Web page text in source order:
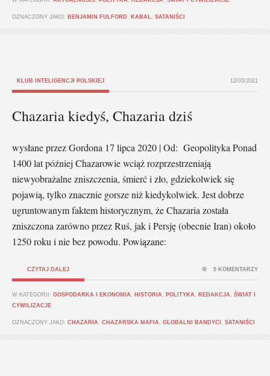
OZNACZONY JAKO: BENJAMIN FULFORD KABAL SATANIŚCI
KLUB INTELIGENCJI POLSKIEJ 12/03/2021
Chazaria kiedyś, Chazaria dziś
wysłane przez Gordona 17 lipca 2020 | Od: Geopolityka Ponad
1400 lat później Chazarowie wciąż rozprzestrzeniają
niewyobrażalne zniszczenia, śmierć i zło, gdziekolwiek się
pojawią, tylko znacznie gorsze niż kiedykolwiek. Jest dobrze
ugruntowanym faktem historycznym, że Chazaria została
zniszczona zarówno przez Ruś, jak i Persję (obecnie Iran) około
1250 roku i nie bez powodu. Powiązane:
CZYTAJ DALEJ
W KATEGORII: GOSPODARKA I EKONOMIA HISTORIA POLITYKA REDAKCJA
ŚWIAT I
CYWILIZACJE
OZNACZONY JAKO: CHAZARIA CHAZARSKA MAFIA GLOBALNI BANDYCI SATANIŚCI
5 KOMENTARZY